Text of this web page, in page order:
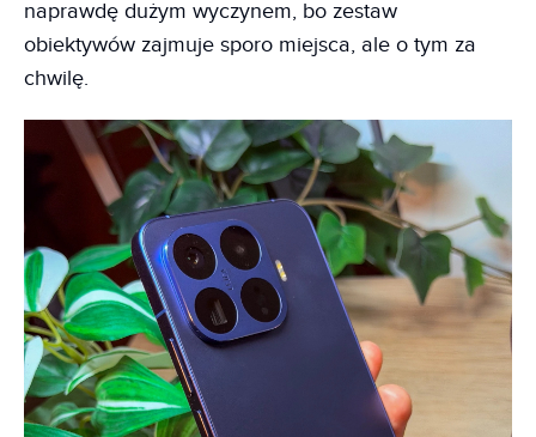
naprawdę dużym wyczynem, bo zestaw
obiektywów zajmuje sporo miejsca, ale o tym za
chwilę.